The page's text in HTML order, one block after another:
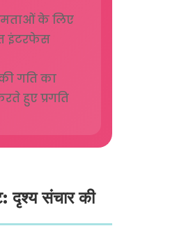
के लिए
इंटरफेस
गति का
हुए प्रगति
दृश्य संचार की